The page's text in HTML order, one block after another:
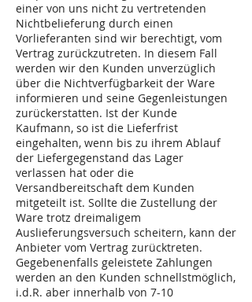
einer von uns nicht zu vertretenden
Nichtbelieferung durch einen
Vorlieferanten sind wir berechtigt, vom
Vertrag zurückzutreten. In diesem Fall
werden wir den Kunden unverzüglich
über die Nichtverfügbarkeit der Ware
informieren und seine Gegenleistungen
zurückerstatten. Ist der Kunde
Kaufmann, so ist die Lieferfrist
eingehalten, wenn bis zu ihrem Ablauf
der Liefergegenstand das Lager
verlassen hat oder die
Versandbereitschaft dem Kunden
mitgeteilt ist. Sollte die Zustellung der
Ware trotz dreimaligem
Auslieferungsversuch scheitern, kann der
Anbieter vom Vertrag zurücktreten.
Gegebenenfalls geleistete Zahlungen
werden an den Kunden schnellstmöglich,
i.d.R. aber innerhalb von 7-10